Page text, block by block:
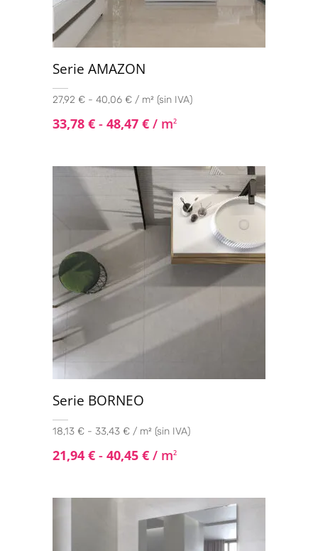
Serie AMAZON
27,92 € - 40,06 € / m² (sin IVA)
33,78 € - 48,47 € / m2
Serie BORNEO
18,13 € - 33,43 € / m² (sin IVA)
21,94 € - 40,45 € / m2